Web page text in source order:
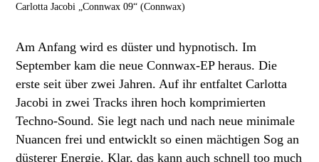
Carlotta Jacobi „Connwax 09“ (Connwax)
Am Anfang wird es düster und hypnotisch. Im
September kam die neue Connwax-EP heraus. Die
erste seit über zwei Jahren. Auf ihr entfaltet Carlotta
Jacobi in zwei Tracks ihren hoch komprimierten
Techno-Sound. Sie legt nach und nach neue minimale
Nuancen frei und entwicklt so einen mächtigen Sog an
düsterer Energie. Klar, das kann auch schnell too much